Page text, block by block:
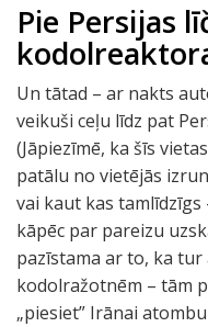
Pie Persijas
Un tātad – ar nakts
veikuši ceļu līdz pat
(Jāpiezīmē, ka šīs
patālu no vietējās
vai kaut kas
kāpēc par pareizu
pazīstama ar to, ka
kodolražotnēm – tām
„piesiet” Irānai